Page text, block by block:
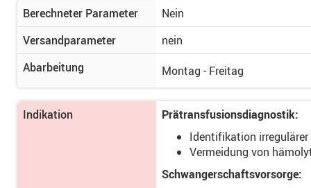
Berechneter Parameter
Nein
Versandparameter
nein
Abarbeitung
Montag - Freitag
Indikation
Prätransfusionsdiagnostik:
Identifikation
Vermeidung von
Schwangerschaftsvorsorge: